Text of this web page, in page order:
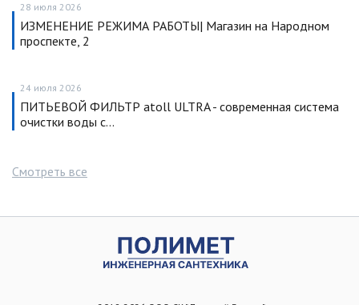
28 июля 2026
ИЗМЕНЕНИЕ РЕЖИМА РАБОТЫ| Магазин на Народном
проспекте, 2
24 июля 2026
ПИТЬЕВОЙ ФИЛЬТР atoll ULTRA - современная система
очистки воды с…
Смотреть все